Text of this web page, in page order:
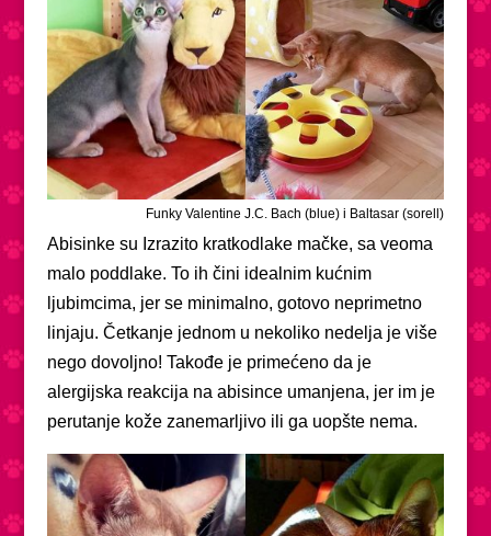
Funky Valentine J.C. Bach (blue) i Baltasar (sorell)
Abisinke su Izrazito kratkodlake mačke, sa veoma
malo poddlake. To ih čini idealnim kućnim
ljubimcima, jer se minimalno, gotovo neprimetno
linjaju. Četkanje jednom u nekoliko nedelja je više
nego dovoljno! Takođe je primećeno da je
alergijska reakcija na abisince umanjena, jer im je
perutanje kože zanemarljivo ili ga uopšte nema.